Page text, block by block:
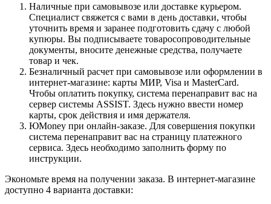
Наличные при самовывозе или доставке курьером.
Специалист свяжется с вами в день доставки, чтобы
уточнить время и заранее подготовить сдачу с любой
купюры. Вы подписываете товаросопроводительные
документы, вносите денежные средства, получаете
товар и чек.
Безналичный расчет при самовывозе или оформлении в
интернет-магазине: карты МИР, Visa и MasterCard.
Чтобы оплатить покупку, система перенаправит вас на
сервер системы ASSIST. Здесь нужно ввести номер
карты, срок действия и имя держателя.
ЮMoney при онлайн-заказе. Для совершения покупки
система перенаправит вас на страницу платежного
сервиса. Здесь необходимо заполнить форму по
инструкции.
Экономьте время на получении заказа. В интернет-магазине
доступно 4 варианта доставки: